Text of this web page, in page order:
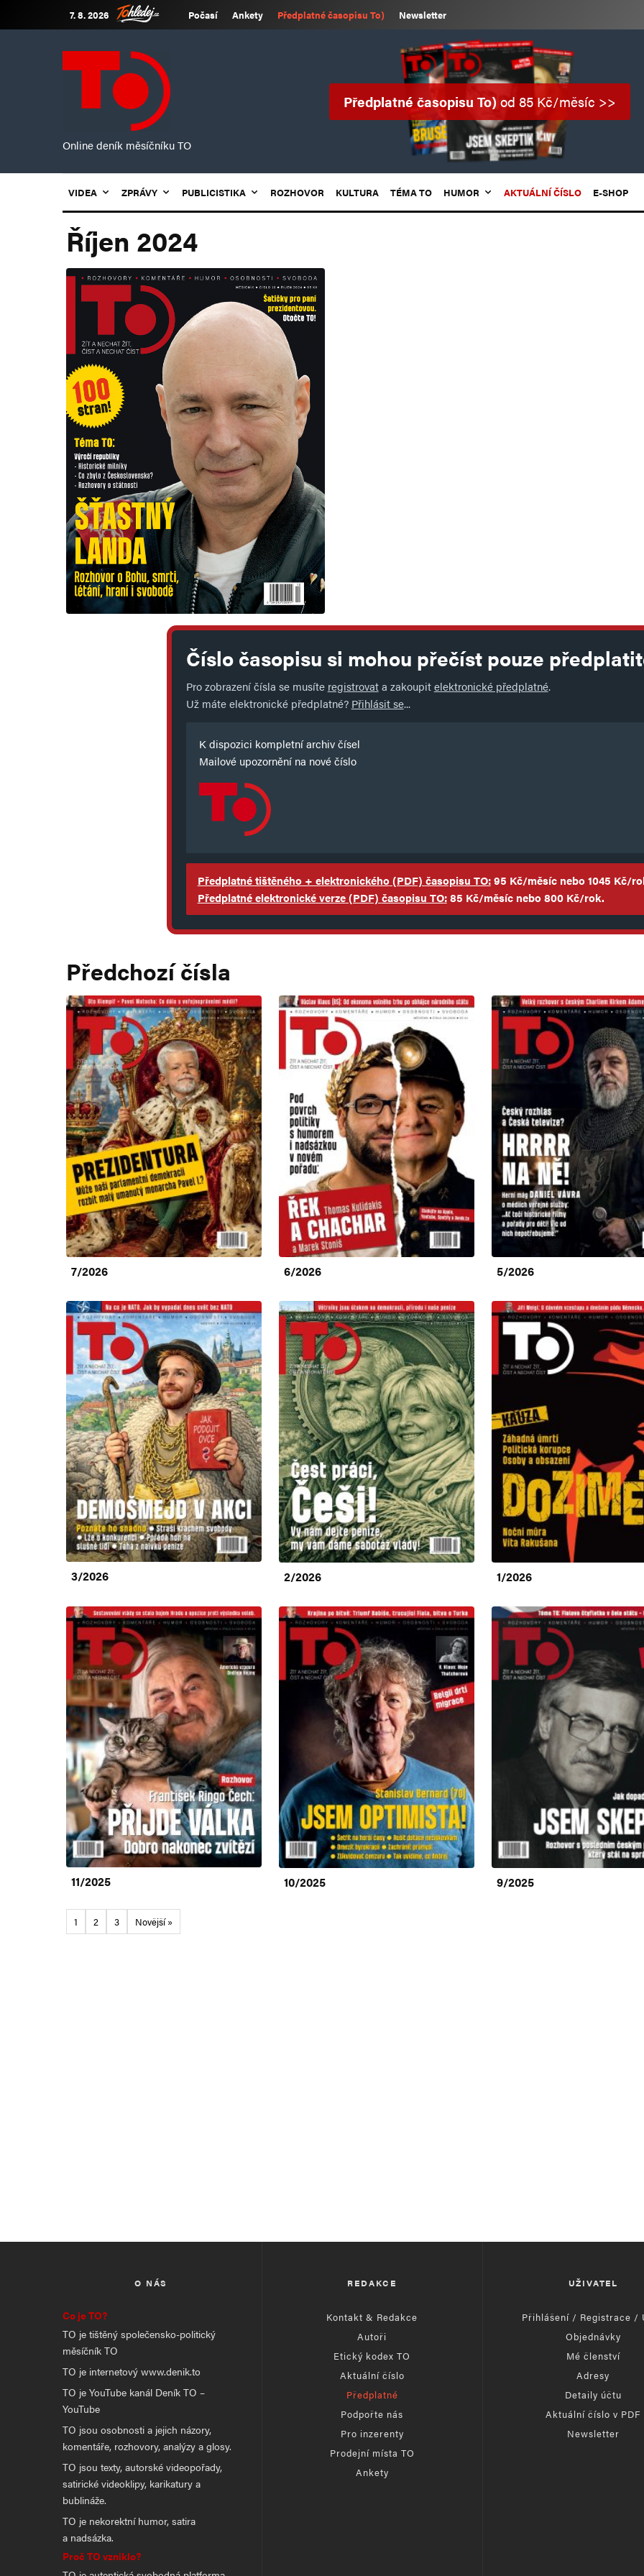
7. 8. 2026 Počasí Ankety Předplatné časopisu To) Newsletter
Online deník měsíčníku TO
Předplatné časopisu To)od 85 Kč/měsíc >>
VIDEA ZPRÁVY PUBLICISTIKA ROZHOVOR KULTURA TÉMA TO HUMOR AKTUÁLNÍ ČÍSLO E-SHOP
Říjen 2024
Číslo časopisu si mohou přečíst pouze
Pro zobrazení čísla se musíte registrovata zakoupitelektronické předplatné.
Už máte elektronické předplatné? Přihlásit se...
K dispozici kompletní archiv čísel
Mailové upozornění na nové číslo
Předplatné tištěného + elektronického(PDF) časopisu TO:95 Kč/měsíc nebo 1045 Kč/
Předplatné elektronické verze(PDF) časopisu TO:85 Kč/měsíc nebo 800 Kč/rok.
Předchozí čísla
7/2026 6/2026 5/2026
3/2026 2/2026 1/2026
11/2025 10/2025 9/2025
1 2 3 Novější »
O NÁS
Co je TO?
TO je tištěný společensko-politický
měsíčník TO
TO je internetový www.denik.to
TO je YouTube kanál Deník TO –
YouTube
TO jsou osobnosti a jejich názory,
komentáře, rozhovory, analýzy a glosy.
TO jsou texty, autorské videopořady,
satirické videoklipy, karikatury a
bublináže.
TO je nekorektní humor, satira
a nadsázka.
Proč TO vzniklo?
REDAKCE
Kontakt & Redakce
Autoři
Etický kodex TO
Aktuální číslo
Předplatné
Podpořte nás
Pro inzerenty
Prodejní místa TO
Ankety
UŽIVATEL
Přihlášení / Registrace /
Objednávky
Mé členství
Adresy
Detaily účtu
Aktuální číslo v PDF
Newsletter